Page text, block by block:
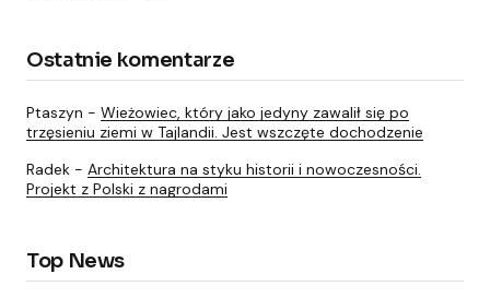
Ostatnie komentarze
Ptaszyn - Wieżowiec, który jako jedyny zawalił się po
trzęsieniu ziemi w Tajlandii. Jest wszczęte dochodzenie
Radek - Architektura na styku historii i nowoczesności.
Projekt z Polski z nagrodami
Top News